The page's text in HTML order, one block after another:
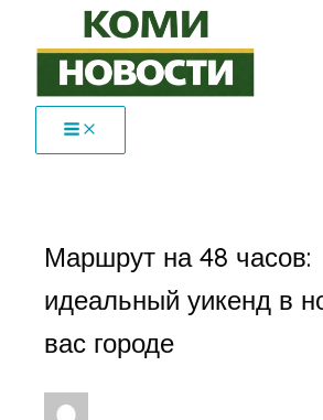
содержимому
Маршрут на 48 часов:
идеальный уикенд в
вас городе